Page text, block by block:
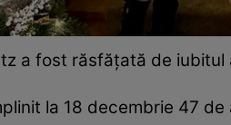
a fost răsfățată de
la 18 decembrie 47